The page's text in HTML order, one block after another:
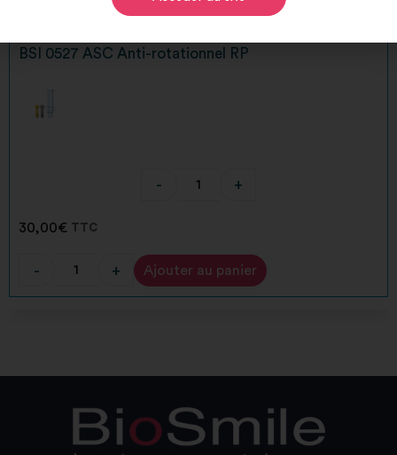
BSI 0527 ASC Anti-rotationnel RP
- +
30,00€ TTC
- + Ajouter au panier
Alternative: